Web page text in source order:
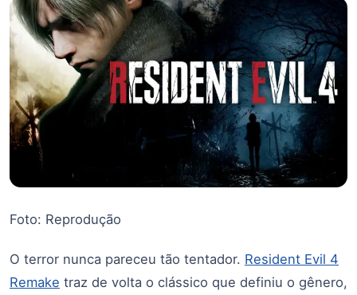
Foto: Reprodução
O terror nunca pareceu tão tentador. Resident Evil 4
Remake traz de volta o clássico que definiu o gênero,